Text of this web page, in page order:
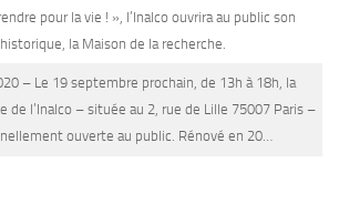
pour la vie ! », l’Inalco ouvrira au public son
la Maison de la recherche.
– Le 19 septembre prochain, de 13h à 18h, la
de l’Inalco – située au 2, rue de Lille 75007 Paris –
ouverte au public. Rénové en 20…